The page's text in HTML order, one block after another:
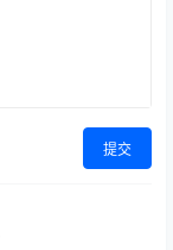
提交